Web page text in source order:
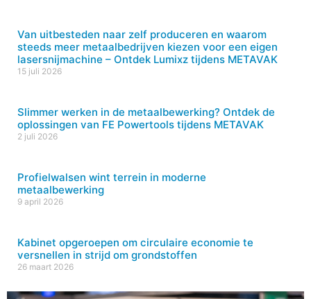
Van uitbesteden naar zelf produceren en waarom
steeds meer metaalbedrijven kiezen voor een eigen
lasersnijmachine – Ontdek Lumixz tijdens METAVAK
15 juli 2026
Slimmer werken in de metaalbewerking? Ontdek de
oplossingen van FE Powertools tijdens METAVAK
2 juli 2026
Profielwalsen wint terrein in moderne
metaalbewerking
9 april 2026
Kabinet opgeroepen om circulaire economie te
versnellen in strijd om grondstoffen
26 maart 2026